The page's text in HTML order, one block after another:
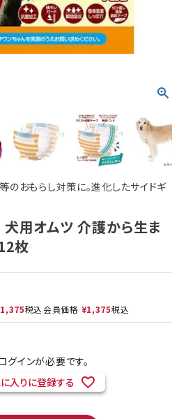
のおもらし対策に。進化したサイドギ
用オムツ 介護から生ま
枚
1,375税込会員価格 ¥1,375税込
インが必要です。
入りに登録する